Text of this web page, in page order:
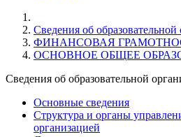
Cведения об образовательной
ФИНАНСОВАЯ
ОСНОВНОЕ ОБЩЕЕ
Cведения об образовательной
Основные сведения
Структура и органы
организацией